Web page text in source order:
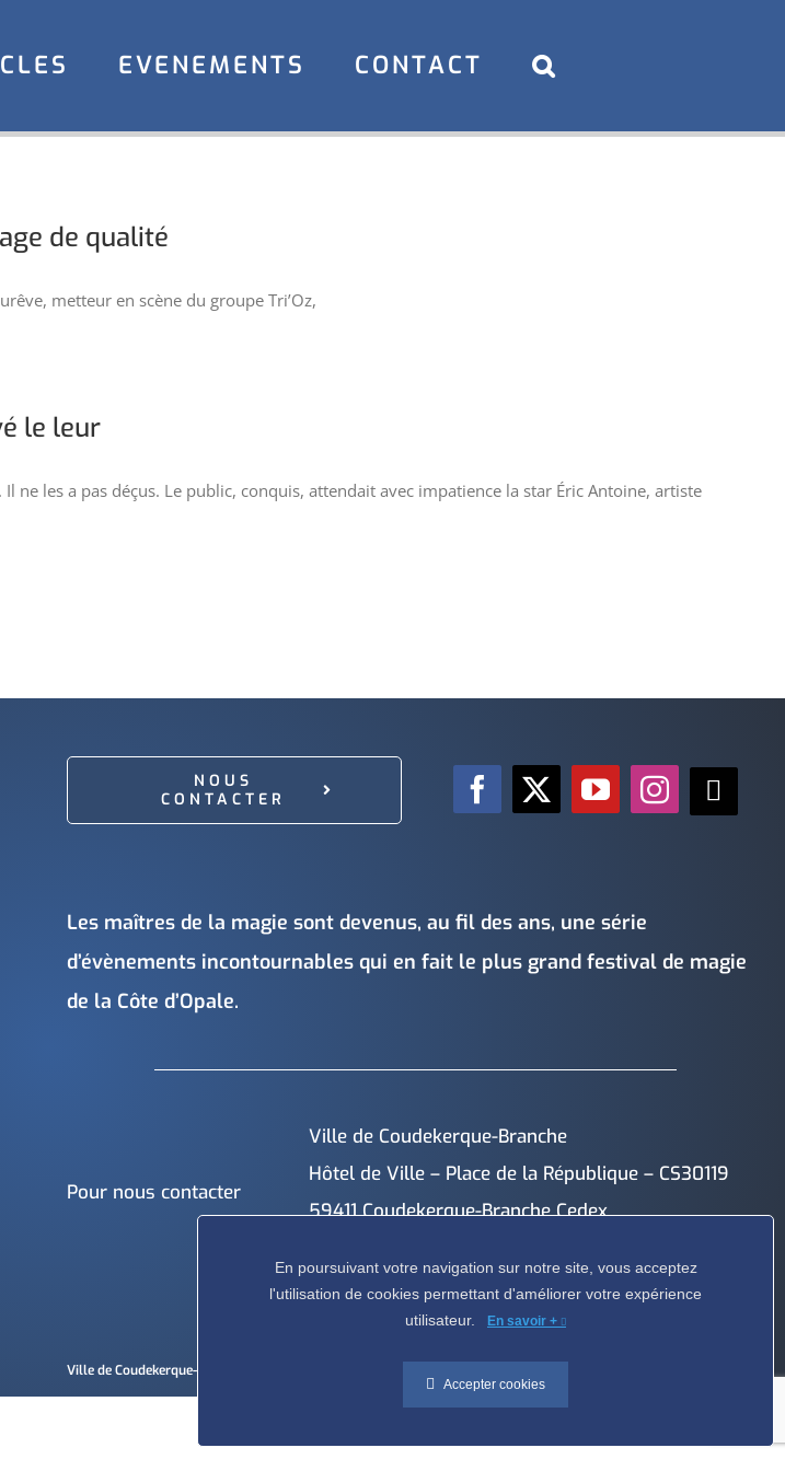
EVENEMENTS CONTACT
de qualité
metteur en scène du groupe Tri’Oz,
le leur
les a pas déçus. Le public, conquis, attendait avec impatience la star Éric Antoine, artiste
NOUS
CONTACTER
Les maîtres de la magie sont devenus, au fil des ans, une série
d’évènements incontournables qui en fait le plus grand festival de magie
de la Côte d’Opale.
Pour nous contacter
Ville de Coudekerque-Branche
Hôtel de Ville – Place de la République – CS30119
59411 Coudekerque-Branche Cedex
Ville de Coudekerque-Branche – Tous droits réservés © 2026 I
En poursuivant votre navigation sur notre site, vous acceptez
l'utilisation de cookies permettant d'améliorer votre expérience
utilisateur.
En savoir +
Accepter cookies